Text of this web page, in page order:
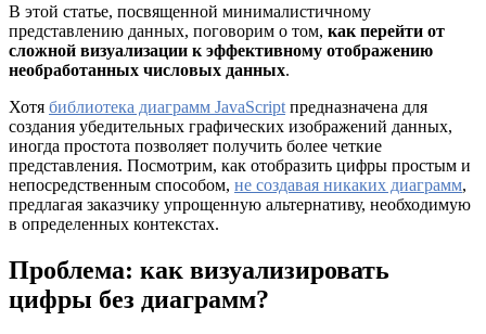
В этой статье, посвященной минималистичному
представлению данных, поговорим о том, как перейти от
сложной визуализации к эффективному отображению
необработанных числовых данных.
Хотя библиотека диаграмм JavaScript предназначена для
создания убедительных графических изображений данных,
иногда простота позволяет получить более четкие
представления. Посмотрим, как отобразить цифры простым и
непосредственным способом, не создавая никаких диаграмм,
предлагая заказчику упрощенную альтернативу, необходимую
в определенных контекстах.
Проблема: как визуализировать
цифры без диаграмм?